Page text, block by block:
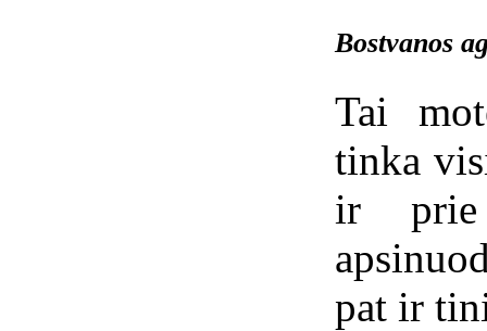
Bostvanos
Tai
tinka
ir prie
pat ir